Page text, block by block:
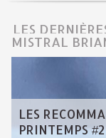
LES
MISTRAL
LES
PRINTEMPS #2